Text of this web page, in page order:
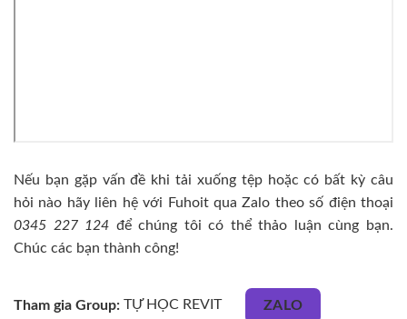
Nếu bạn gặp vấn đề khi tải xuống tệp hoặc có bất kỳ câu
hỏi nào hãy liên hệ với Fuhoit qua Zalo theo số điện thoại
0345 227 124 để chúng tôi có thể thảo luận cùng bạn.
Chúc các bạn thành công!
Tham gia Group: TỰ HỌC REVIT ZALO